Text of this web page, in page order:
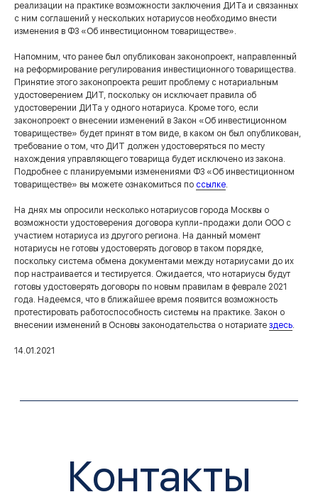
реализации на практике возможности заключения ДИТа и связанных
с ним соглашений у нескольких нотариусов необходимо внести
изменения в ФЗ «Об инвестиционном товариществе».
Напомним, что ранее был опубликован законопроект, направленный
на реформирование регулирования инвестиционного товарищества.
Принятие этого законопроекта решит проблему с нотариальным
удостоверением ДИТ, поскольку он исключает правила об
удостоверении ДИТа у одного нотариуса. Кроме того, если
законопроект о внесении изменений в Закон «Об инвестиционном
товариществе» будет принят в том виде, в каком он был опубликован,
требование о том, что ДИТ должен удостоверяться по месту
нахождения управляющего товарища будет исключено из закона.
Подробнее с планируемыми изменениями ФЗ «Об инвестиционном
товариществе» вы можете ознакомиться по ссылке.
На днях мы опросили несколько нотариусов города Москвы о
возможности удостоверения договора купли-продажи доли ООО с
участием нотариуса из другого региона. На данный момент
нотариусы не готовы удостоверять договор в таком порядке,
поскольку система обмена документами между нотариусами до их
пор настраивается и тестируется. Ожидается, что нотариусы будут
готовы удостоверять договоры по новым правилам в феврале 2021
года. Надеемся, что в ближайшее время появится возможность
протестировать работоспособность системы на практике. Закон о
внесении изменений в Основы законодательства о нотариате здесь.
14.01.2021
Контакты
+7 (495) 255 33 50
open@lch.legal
г. Москва, Бизнес-центр «Грузинка 30»,
Большая Грузинская ул., д. 30А, с.1.
Связаться с нами
Мы всегда готовы к общению смедиа